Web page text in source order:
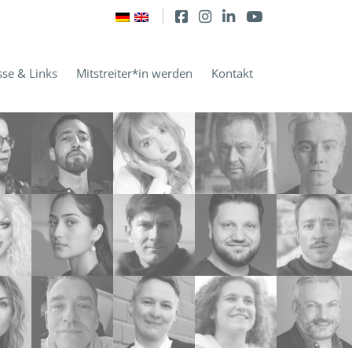
& Links Mitstreiter*in werden Kontakt